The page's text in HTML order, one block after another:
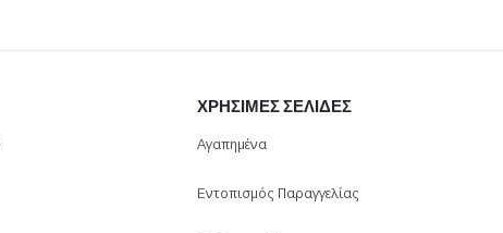
ΧΡΉΣΙΜΕΣ ΣΕΛΊΔΕΣ
Αγαπημένα
Εντοπισμός Παραγγελίας